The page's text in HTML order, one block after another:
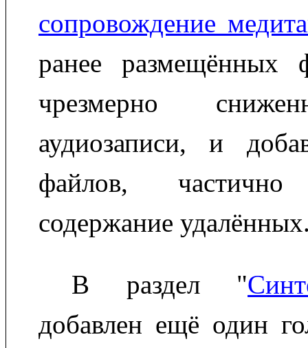
сопровождение
ранее размещённых
чрезмерно
аудиозаписи, и
файлов, частично
содержание
В раздел "
добавлен ещё один